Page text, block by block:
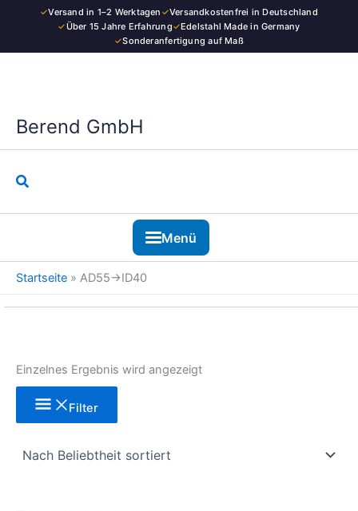
✓Versand in 1–2 Werktagen ✓Versandkostenfrei in Deutschland
✓Über 15 Jahre Erfahrung✓Edelstahl Made in Germany
✓Sonderanfertigung auf Maß
Berend GmbH
Suchen
Menü
Startseite » AD55→ID40
Einzelnes Ergebnis wird angezeigt
Filter
Kategorie